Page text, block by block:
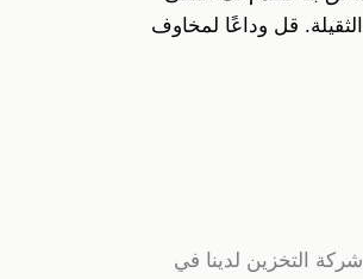
قل وداعًا لمخاوف
التخزين لدينا في